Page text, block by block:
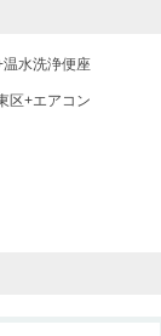
水洗浄便座
区+エアコン